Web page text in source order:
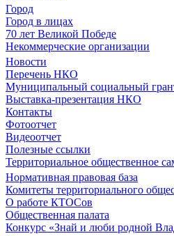
Город
Город в лицах
70 лет Великой Победе
Некоммерческие организации
Новости
Перечень НКО
Муниципальный социальный
Выставка-презентация НКО
Контакты
Фотоотчет
Видеоотчет
Полезные ссылки
Территориальное общественное
Нормативная правовая база
Комитеты территориального
О работе КТОСов
Общественная палата
Конкурс «Знай и люби родной